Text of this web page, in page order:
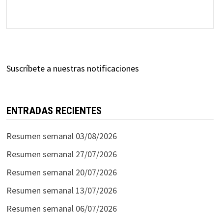
Suscríbete a nuestras notificaciones
ENTRADAS RECIENTES
Resumen semanal 03/08/2026
Resumen semanal 27/07/2026
Resumen semanal 20/07/2026
Resumen semanal 13/07/2026
Resumen semanal 06/07/2026